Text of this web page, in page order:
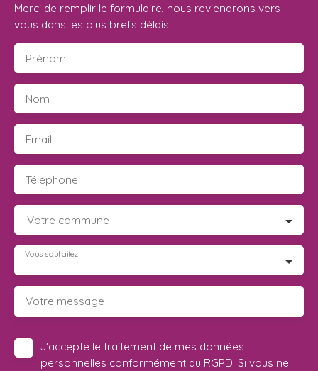
Merci de remplir le formulaire, nous reviendrons vers
vous dans les plus brefs délais.
Prénom
Nom
Email
Téléphone
Votre commune
-
Vous souhaitez
Votre message
J'accepte le traitement de mes données
personnelles conformément au RGPD. Si vous ne